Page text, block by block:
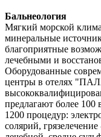
Бальнеология
Мягкий морской
минеральные
благоприятные
лечебными и
Оборудованные
центры в отелях
предлагают более 100
1200 процедур:
солярий,